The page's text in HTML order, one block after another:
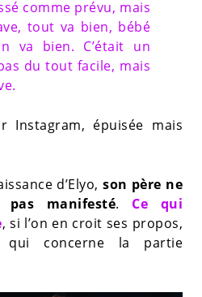
comme prévu, mais
tout va bien, bébé
va bien. C’était un
du tout facile, mais
Instagram, épuisée mais
d’Elyo,son père ne
manifesté. Ce qui
, si l’on en croit ses propos,
qui concerne la partie